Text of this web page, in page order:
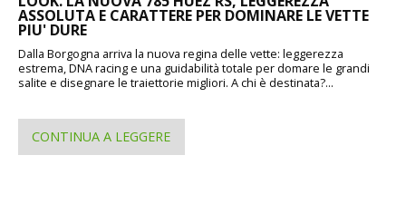
ASSOLUTA E CARATTERE PER DOMINARE LE VETTE
PIU' DURE
Dalla Borgogna arriva la nuova regina delle vette: leggerezza
estrema, DNA racing e una guidabilità totale per domare le grandi
salite e disegnare le traiettorie migliori. A chi è destinata?...
CONTINUA A LEGGERE